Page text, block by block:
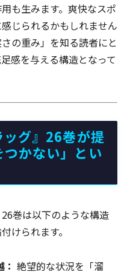
も生みます。爽快なスポ
じられるかもしれません
の重み」を知る読者にと
感を与える構造となって
ッグ』26巻が提
かない」とい
巻は以下のような構造
けられます。
絶望的な状況を「溜